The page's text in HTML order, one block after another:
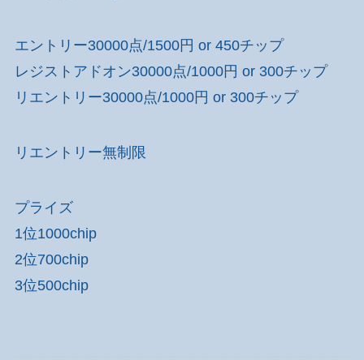
エントリー30000点/1500円 or 450チップ
レジストアドオン30000点/1000円 or 300チップ
リエントリー30000点/1000円 or 300チップ
リエントリー無制限
プライズ
1位1000chip
2位700chip
3位500chip